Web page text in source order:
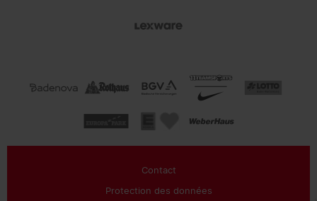
Contact
Protection des données